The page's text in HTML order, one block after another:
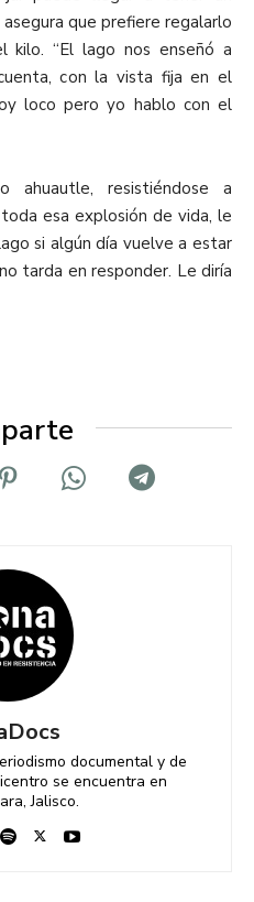
que prefiere regalarlo
“El lago nos enseñó a
con la vista fija en el
loco pero yo hablo con el
ahuautle, resistiéndose a
esa explosión de vida, le
si algún día vuelve a estar
tarda en responder. Le diría
documental y de
se encuentra en
Jalisco.